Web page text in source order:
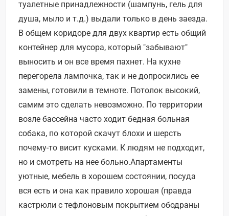
туалетные принадлежности (шампунь, гель для
душа, мыло и т.д.) выдали только в день заезда.
В общем коридоре для двух квартир есть общий
контейнер для мусора, который "забывают"
выносить и он все время пахнет. На кухне
перегорела лампочка, так и не допросились ее
замены, готовили в темноте. Потолок высокий,
самим это сделать невозможно. По территории
возле бассейна часто ходит бедная больная
собака, по которой скачут блохи и шерсть
почему-то висит кусками. К людям не подходит,
но и смотреть на нее больно.Апартаменты
уютные, мебель в хорошем состоянии, посуда
вся есть и она как правило хорошая (правда
кастрюли с тефлоновым покрытием ободраны